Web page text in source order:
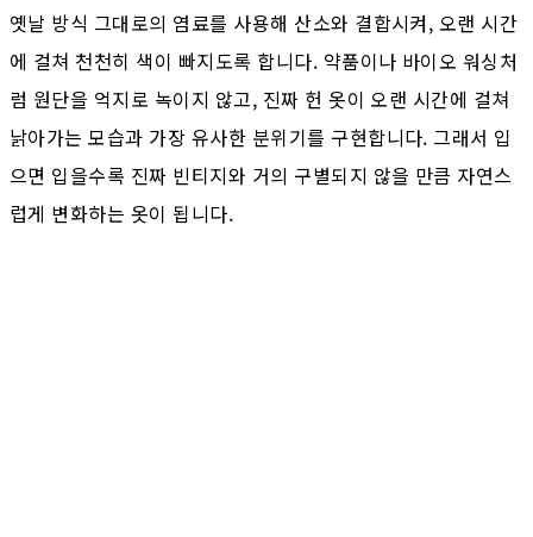
옛날 방식 그대로의 염료를 사용해 산소와 결합시켜, 오랜 시간
에 걸쳐 천천히 색이 빠지도록 합니다. 약품이나 바이오 워싱처
럼 원단을 억지로 녹이지 않고, 진짜 헌 옷이 오랜 시간에 걸쳐
낡아가는 모습과 가장 유사한 분위기를 구현합니다. 그래서 입
으면 입을수록 진짜 빈티지와 거의 구별되지 않을 만큼 자연스
럽게 변화하는 옷이 됩니다.